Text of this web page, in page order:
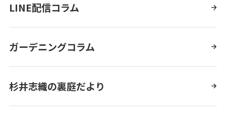
LINE配信コラム
ガーデニングコラム
杉井志織の裏庭だより